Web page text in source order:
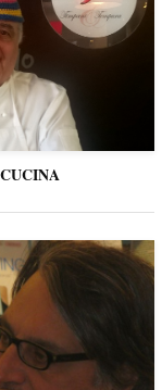
CUCINA